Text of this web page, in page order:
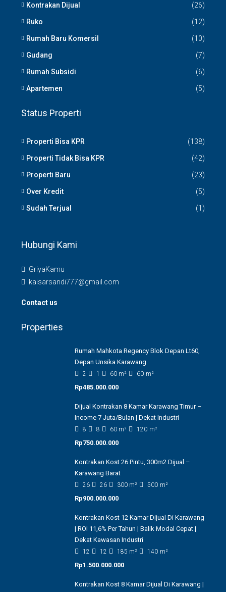
Kontrakan Dijual (26)
Ruko (12)
Rumah Baru Komersil (10)
Gudang (7)
Rumah Subsidi (6)
Apartemen (5)
Status Properti
Properti Bisa KPR (138)
Properti Tidak Bisa KPR (42)
Properti Baru (23)
Over Kredit (5)
Sudah Terjual (1)
Hubungi Kami
GriyaKamu
kaisarsandi777@gmail.com
Contact us
Properties
Rumah Mahkota Regency Blok Depan Lt60,
Depan Unsika Karawang
2 1 60 m² 60 m²
Rp485.000.000
Dijual Kontrakan 8 Kamar Karawang Timur –
Income 7 Juta/Bulan | Dekat Industri
8 8 60 m² 120 m²
Rp750.000.000
Kontrakan Kost 26 Pintu, 300m2 Dijual –
Karawang Barat
26 26 300 m² 500 m²
Rp900.000.000
Kontrakan Kost 12 Kamar Dijual Di Karawang
| ROI 11,6% Per Tahun | Balik Modal Cepat |
Dekat Kawasan Industri
12 12 185 m² 140 m²
Rp1.500.000.000
Kontrakan Kost 8 Kamar Dijual Di Karawang |